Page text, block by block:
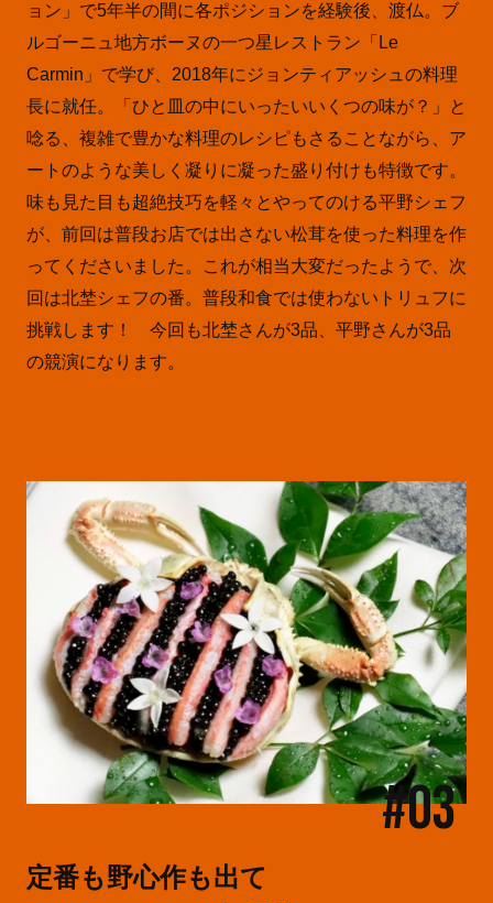
ョン」で5年半の間に各ポジションを経験後、渡仏。ブ
ルゴーニュ地方ボーヌの一つ星レストラン「Le
Carmin」で学び、2018年にジョンティアッシュの料理
長に就任。「ひと皿の中にいったいいくつの味が？」と
唸る、複雑で豊かな料理のレシピもさることながら、ア
ートのような美しく凝りに凝った盛り付けも特徴です。
味も見た目も超絶技巧を軽々とやってのける平野シェフ
が、前回は普段お店では出さない松茸を使った料理を作
ってくださいました。これが相当大変だったようで、次
回は北埜シェフの番。普段和食では使わないトリュフに
挑戦します！ 今回も北埜さんが3品、平野さんが3品
の競演になります。
#03
定番も野心作も出て